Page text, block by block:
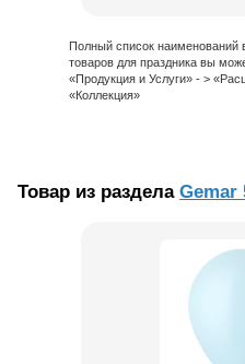
Полный список наименований
товаров для праздника вы
«Продукция и Услуги» - >
«Коллекция»
Товар из раздела Gemar